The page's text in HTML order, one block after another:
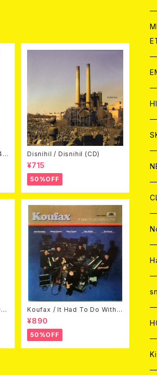
Disnihil / Disnihil (CD)
¥715
50%OFF
Koufax / It Had To Do With L
ove (CD)
¥890
50%OFF